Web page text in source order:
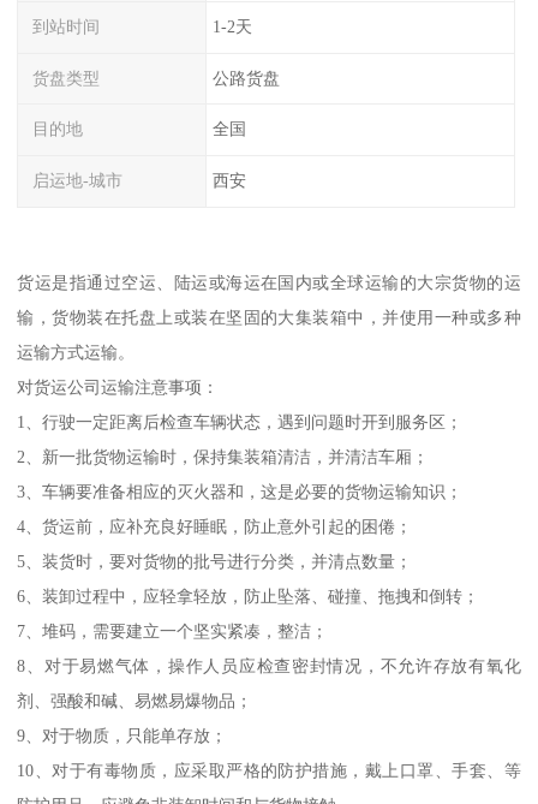
到站时间 1-2天
货盘类型 公路货盘
目的地 全国
启运地-城市 西安
货运是指通过空运、陆运或海运在国内或全球运输的大宗货物的运
输，货物装在托盘上或装在坚固的大集装箱中，并使用一种或多种
运输方式运输。
对货运公司运输注意事项：
1、行驶一定距离后检查车辆状态，遇到问题时开到服务区；
2、新一批货物运输时，保持集装箱清洁，并清洁车厢；
3、车辆要准备相应的灭火器和，这是必要的货物运输知识；
4、货运前，应补充良好睡眠，防止意外引起的困倦；
5、装货时，要对货物的批号进行分类，并清点数量；
6、装卸过程中，应轻拿轻放，防止坠落、碰撞、拖拽和倒转；
7、堆码，需要建立一个坚实紧凑，整洁；
8、对于易燃气体，操作人员应检查密封情况，不允许存放有氧化
剂、强酸和碱、易燃易爆物品；
9、对于物质，只能单存放；
10、对于有毒物质，应采取严格的防护措施，戴上口罩、手套、等